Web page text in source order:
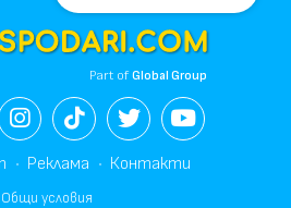
Part ofGlobal Group
Реклама Контакти
Общи условия